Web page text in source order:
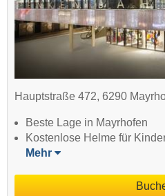
Hauptstraße 472, 6290
Beste Lage in Mayrhofen
Kostenlose Helme für
Mehr